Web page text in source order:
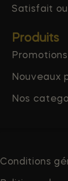
Satisfait
Produits
Promotions
Nouveaux
Nos
Conditions